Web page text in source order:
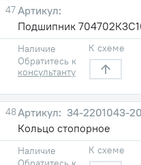
47
Подшипник
Наличие
Обратитесь к
консультанту
К схеме
48
34-2201043-20
Кольцо стопорное
Наличие
К схеме